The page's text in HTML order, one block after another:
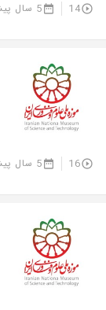
14 5 سال پیش
16 5 سال پیش